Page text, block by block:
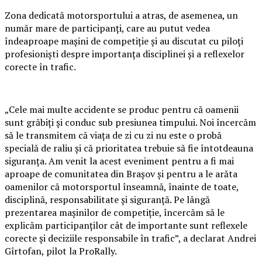
Zona dedicată motorsportului a atras, de asemenea, un
număr mare de participanți, care au putut vedea
îndeaproape mașini de competiție și au discutat cu piloți
profesioniști despre importanța disciplinei și a reflexelor
corecte în trafic.
„Cele mai multe accidente se produc pentru că oamenii
sunt grăbiți și conduc sub presiunea timpului. Noi încercăm
să le transmitem că viața de zi cu zi nu este o probă
specială de raliu și că prioritatea trebuie să fie întotdeauna
siguranța. Am venit la acest eveniment pentru a fi mai
aproape de comunitatea din Brașov și pentru a le arăta
oamenilor că motorsportul înseamnă, înainte de toate,
disciplină, responsabilitate și siguranță. Pe lângă
prezentarea mașinilor de competiție, încercăm să le
explicăm participanților cât de importante sunt reflexele
corecte și deciziile responsabile în trafic”, a declarat Andrei
Gîrtofan, pilot la ProRally.